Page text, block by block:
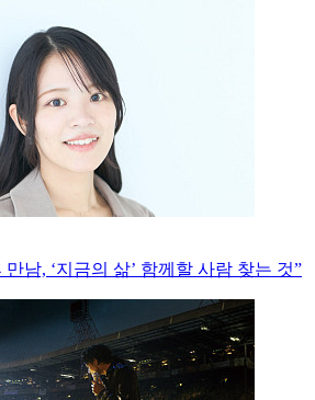
만남, ‘지금의 삶’ 함께할 사람 찾는 것”